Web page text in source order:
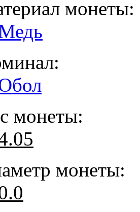
монеты:
монеты:
монеты: